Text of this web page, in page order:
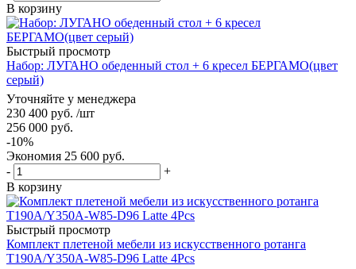
В корзину
Быстрый просмотр
Набор: ЛУГАНО обеденный стол + 6 кресел БЕРГАМО(цвет
серый)
Уточняйте у менеджера
230 400 руб. /шт
256 000 руб.
-10%
Экономия 25 600 руб.
-
+
В корзину
Быстрый просмотр
Комплект плетеной мебели из искусственного ротанга
T190A/Y350A-W85-D96 Latte 4Pcs